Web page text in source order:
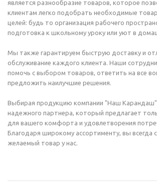
является разнообразие товаров, которое
клиентам легко подобрать необходимые
целей: будь то организация рабочего
подготовка к школьному уроку или уют в
Мы также гарантируем быструю доставку и
обслуживание каждого клиента. Наши
помочь с выбором товаров, ответить на все
предложить наилучшие решения.
Выбирая продукцию компании "Наш
надежного партнера, который предлагает
для вашего комфорта и удовлетворения
Благодаря широкому ассортименту, вы всегда
желаемый товар у нас.